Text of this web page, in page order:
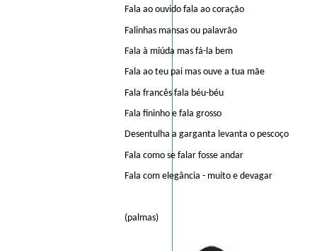
Fala ao ouvido fala ao coração
Falinhas mansas ou palavrão
Fala à miúda mas fá-la bem
Fala ao teu pai mas ouve a tua mãe
Fala francês fala béu-béu
Fala fininho e fala grosso
Desentulha a garganta levanta o pescoço
Fala como se falar fosse andar
Fala com elegância - muito e devagar
(palmas)